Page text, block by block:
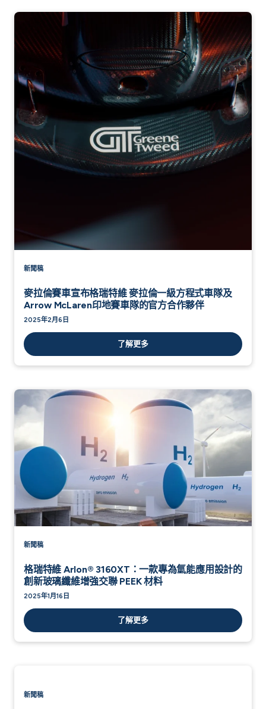
新聞稿
麥拉倫賽車宣布格瑞特維 麥拉倫一級方程式車隊及
Arrow McLaren印地賽車隊的官方合作夥伴
2025年2月6日
了解更多
新聞稿
格瑞特維 Arlon® 3160XT：一款專為氫能應用設計的
創新玻璃纖維增強交聯 PEEK 材料
2025年1月16日
了解更多
新聞稿